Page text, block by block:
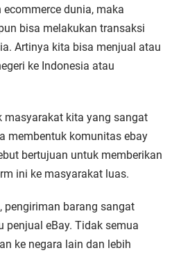
dunia, maka
bisa melakukan transaksi
Artinya kita bisa menjual atau
ke Indonesia atau
masyarakat kita yang sangat
membentuk komunitas ebay
bertujuan untuk memberikan
ini ke masyarakat luas.
pengiriman barang sangat
penjual eBay. Tidak semua
ke negara lain dan lebih